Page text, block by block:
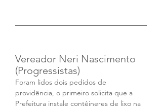
Vereador Neri Nascimento
(Progressistas)
Foram lidos dois pedidos de
providência, o primeiro solicita que a
Prefeitura instale contêineres de lixo na